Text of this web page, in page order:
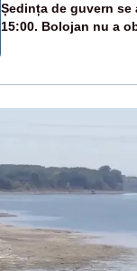
Ședința de guvern se
15:00. Bolojan nu a